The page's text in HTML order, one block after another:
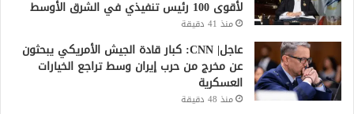
لأقوى 100 رئيس تنفيذي في الشرق الأوسط
منذ 41 دقيقة
عاجل| CNN: كبار قادة الجيش الأمريكي يبحثون
عن مخرج من حرب إيران وسط تراجع الخيارات
العسكرية
منذ 48 دقيقة